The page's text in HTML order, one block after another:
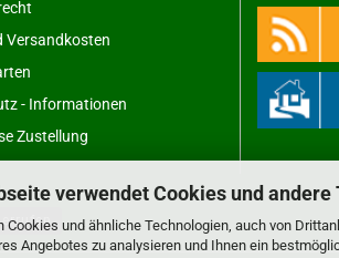
verwendet Cookies und andere
Cookies und ähnliche Technologien, auch von
Angebotes zu analysieren und Ihnen ein
Versandkosten
- Informationen
Zustellung